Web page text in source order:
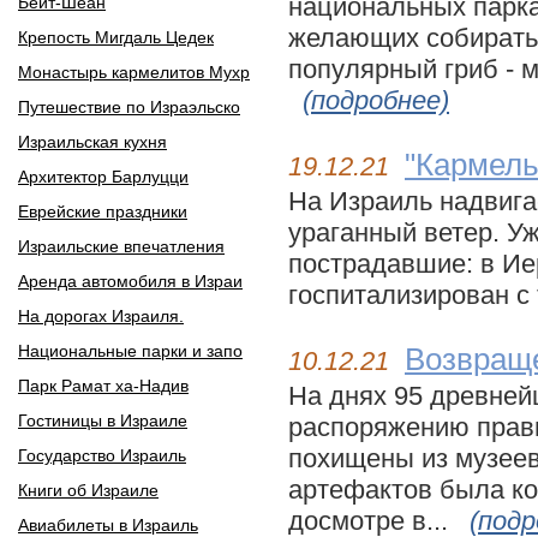
Крепость Мигдаль Цедек
Монастырь кармелитов Мухр
Путешествие по Израэльско
Израильская кухня
Архитектор Барлуцци
Еврейские праздники
Израильские впечатления
Аренда автомобиля в Израи
На дорогах Израиля.
Национальные парки и запо
Парк Рамат ха-Надив
Гостиницы в Израиле
Государство Израиль
Книги об Израиле
Авиабилеты в Израиль
национальных
желающих
популярный гриб -
(подробнее)
19.12.21
На Израиль
ураганный ветер.
пострадавшие: в
госпитализирован
10.12.21
На днях 95
распоряжению
похищены из
артефактов была
досмотре в...